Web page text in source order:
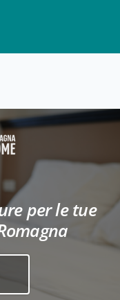
per le tue